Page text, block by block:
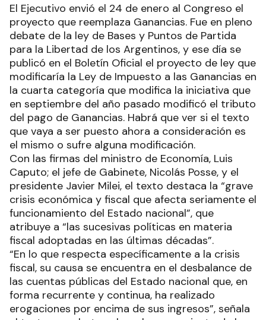
El Ejecutivo envió el 24 de enero al Congreso el
proyecto que reemplaza Ganancias. Fue en pleno
debate de la ley de Bases y Puntos de Partida
para la Libertad de los Argentinos, y ese día se
publicó en el Boletín Oficial el proyecto de ley que
modificaría la Ley de Impuesto a las Ganancias en
la cuarta categoría que modifica la iniciativa que
en septiembre del año pasado modificó el tributo
del pago de Ganancias. Habrá que ver si el texto
que vaya a ser puesto ahora a consideración es
el mismo o sufre alguna modificación.
Con las firmas del ministro de Economía, Luis
Caputo; el jefe de Gabinete, Nicolás Posse, y el
presidente Javier Milei, el texto destaca la “grave
crisis económica y fiscal que afecta seriamente el
funcionamiento del Estado nacional”, que
atribuye a “las sucesivas políticas en materia
fiscal adoptadas en las últimas décadas”.
“En lo que respecta específicamente a la crisis
fiscal, su causa se encuentra en el desbalance de
las cuentas públicas del Estado nacional que, en
forma recurrente y continua, ha realizado
erogaciones por encima de sus ingresos”, señala